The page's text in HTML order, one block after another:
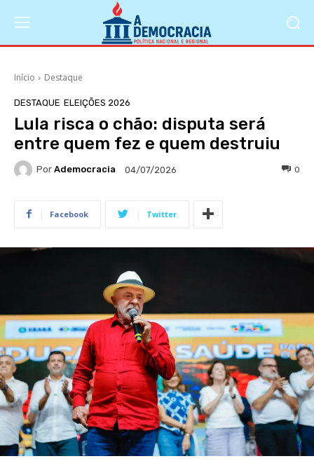
Início Destaque
DESTAQUE ELEIÇÕES 2026
Lula risca o chão: disputa será
entre quem fez e quem destruiu
Por Ademocracia 04/07/2026 0
Facebook Twitter